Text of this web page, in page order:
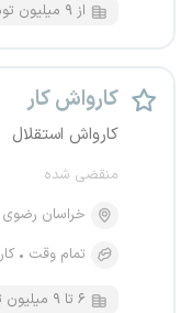
از ۹ میلیون تومان
کارواش کار
کارواش استقلال
منقضی شده
خراسان رضوی
تمام وقت
۶ تا ۹ میلیون تومان